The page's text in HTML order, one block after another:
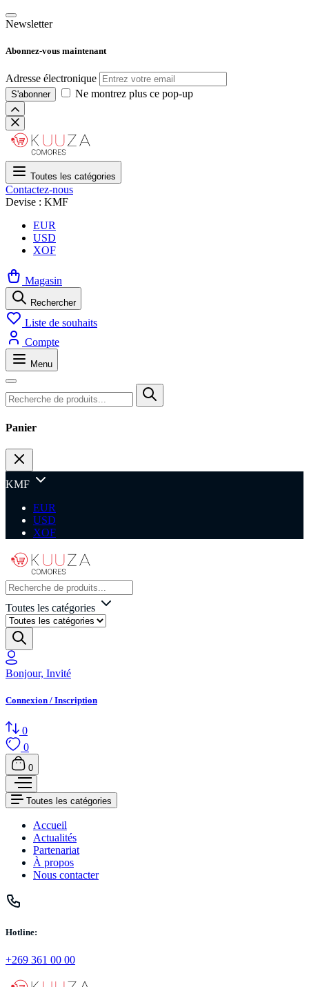
Newsletter
Abonnez-vous maintenant
Adresse électronique
S'abonner Ne montrez plus ce pop-up
Toutes les catégories
Contactez-nous
Devise : KMF
EUR
USD
XOF
Magasin
Rechercher
Liste de souhaits
Compte
Menu
Panier
KMF
EUR
USD
XOF
Toutes les catégories
Bonjour, Invité
Connexion / Inscription
0
0
0
Toutes les catégories
Accueil
Actualités
Partenariat
À propos
Nous contacter
Hotline:
+269 361 00 00